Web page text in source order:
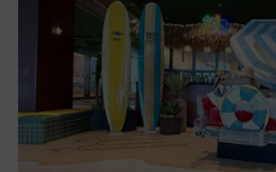
浜観光レポ 第2弾